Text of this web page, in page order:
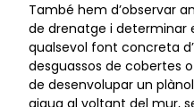
També hem d’observar
de drenatge i determinar
qualsevol font concreta
desguassos de cobertes
de desenvolupar un